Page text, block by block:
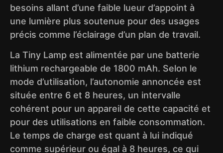
besoins allant d’une faible lueur d’appoint à
une lumière plus soutenue pour des usages
précis comme l’éclairage d’un plan de travail.
La Tiny Lamp est alimentée par une batterie
lithium rechargeable de 1800 mAh. Selon le
mode d’utilisation, l’autonomie annoncée est
située entre 6 et 8 heures, un intervalle
cohérent pour un appareil de cette capacité et
pour des utilisations en faible consommation.
Le temps de charge est quant à lui indiqué
comme supérieur ou égal à 8 heures, ce qui